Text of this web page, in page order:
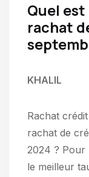
Quel
rachat
KHALIL
Rachat
rachat de
2024 ?​ Pour
le meilleur